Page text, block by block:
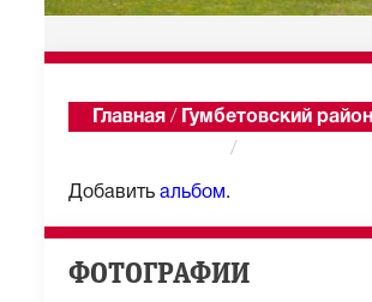
Главная / Гумбетовский район
/
Добавить альбом .
ФОТОГРАФИИ